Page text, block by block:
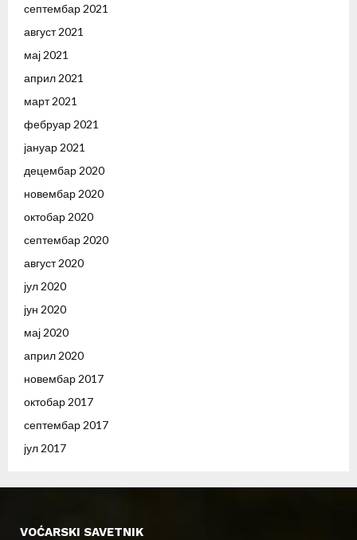
септембар 2021
август 2021
мај 2021
април 2021
март 2021
фебруар 2021
јануар 2021
децембар 2020
новембар 2020
октобар 2020
септембар 2020
август 2020
јул 2020
јун 2020
мај 2020
април 2020
новембар 2017
октобар 2017
септембар 2017
јул 2017
VOĆARSKI SAVETNIK